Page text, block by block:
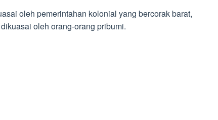
oleh pemerintahan kolonial yang bercorak barat,
oleh orang-orang pribumi.